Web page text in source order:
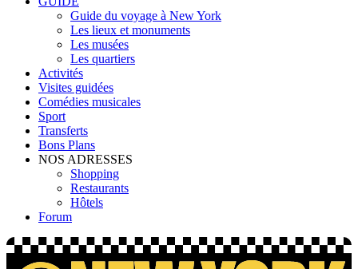
Guide du voyage à New York
Les lieux et monuments
Les musées
Les quartiers
Activités
Visites guidées
Comédies musicales
Sport
Transferts
Bons Plans
NOS ADRESSES
Shopping
Restaurants
Hôtels
Forum